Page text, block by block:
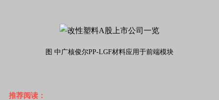
图 中广核俊尔PP-LGF材料应用于前端模块
推荐阅读：